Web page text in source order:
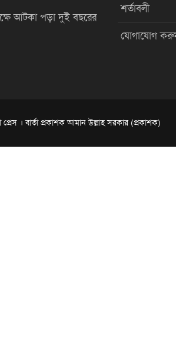
আটকা পড়া দুই বছরের
শর্তাবলী
যোগাযোগ
। বার্তা প্রকাশক আমান উল্লাহ সরকার (প্রকাশক)